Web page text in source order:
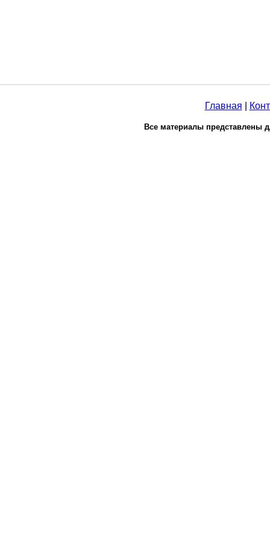
Главная
Все материалы представлены